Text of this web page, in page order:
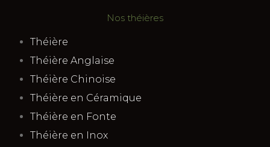
Nos théières
Théière
Théière Anglaise
Théière Chinoise
Théière en Céramique
Théière en Fonte
Théière en Inox